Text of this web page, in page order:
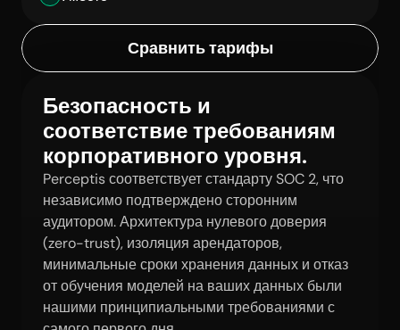
Сравнить тарифы
Безопасность и
соответствие требованиям
корпоративного уровня.
Perceptis соответствует стандарту SOC 2, что
независимо подтверждено сторонним
аудитором. Архитектура нулевого доверия
(zero-trust), изоляция арендаторов,
минимальные сроки хранения данных и отказ
от обучения моделей на ваших данных были
нашими принципиальными требованиями с